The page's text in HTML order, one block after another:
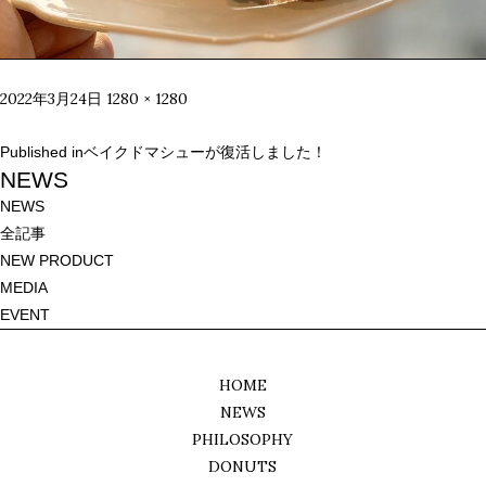
Posted
2022年3月24日 Full
1280 × 1280
投
稿
ナ
ビ
ゲ
ー
シ
Published inベイクドマシューが復活しました！
NEWS
NEWS
全記事
NEW PRODUCT
MEDIA
EVENT
HOME
NEWS
PHILOSOPHY
DONUTS